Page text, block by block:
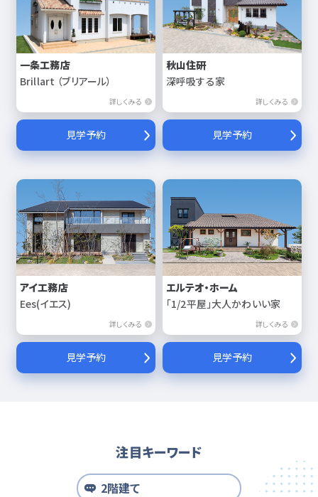
一条工務店
Brillart （ブリアール）
詳しくみる
見学予約
秋山住研
深呼吸する家
詳しくみる
見学予約
アイ工務店
Ees(イエス)
詳しくみる
見学予約
エルテオ・ホーム
「1/2平屋」大人かわいい家
詳しくみる
見学予約
注目キーワード
2階建て